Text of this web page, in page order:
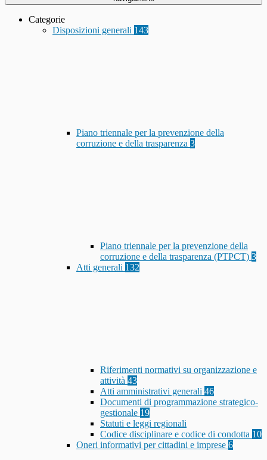
Categorie
Disposizioni generali 143
Piano triennale per la prevenzione della
corruzione e della trasparenza 3
Piano triennale per la prevenzione della
corruzione e della trasparenza (PTPCT) 3
Atti generali 132
Riferimenti normativi su organizzazione e
attività 43
Atti amministrativi generali 46
Documenti di programmazione strategico-
gestionale 19
Statuti e leggi regionali
Codice disciplinare e codice di condotta 10
Oneri informativi per cittadini e imprese 6